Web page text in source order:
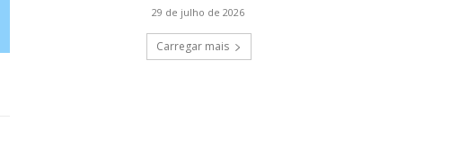
29 de julho de 2026
Carregar mais